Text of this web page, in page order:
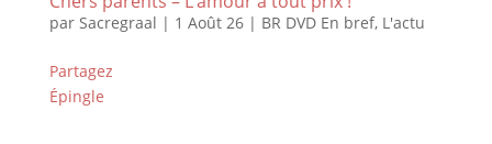
par Sacregraal | 1 Août 26| BR DVD En bref, L'actu
Partagez
Épingle